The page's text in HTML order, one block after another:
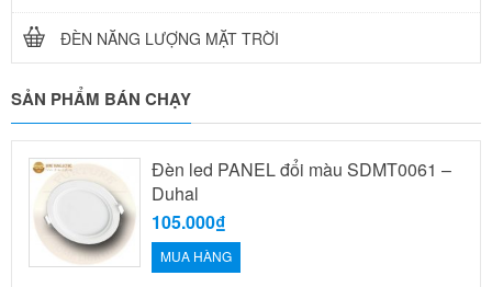
ĐÈN NĂNG LƯỢNG MẶT TRỜI
SẢN PHẨM BÁN CHẠY
Đèn led PANEL đổi màu SDMT0061 –
Duhal
105.000₫
MUA HÀNG